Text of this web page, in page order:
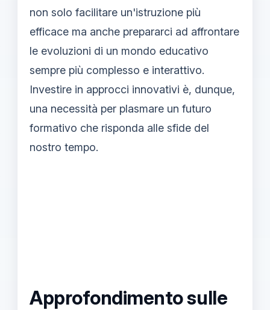
non solo facilitare un'istruzione più
efficace ma anche prepararci ad affrontare
le evoluzioni di un mondo educativo
sempre più complesso e interattivo.
Investire in approcci innovativi è, dunque,
una necessità per plasmare un futuro
formativo che risponda alle sfide del
nostro tempo.
Approfondimento sulle